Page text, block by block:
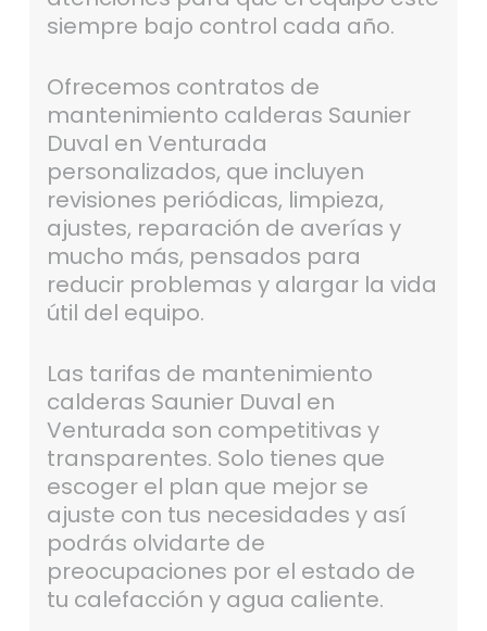
siempre bajo control cada año.
Ofrecemos contratos de
mantenimiento calderas Saunier
Duval en Venturada
personalizados, que incluyen
revisiones periódicas, limpieza,
ajustes, reparación de averías y
mucho más, pensados para
reducir problemas y alargar la vida
útil del equipo.
Las tarifas de mantenimiento
calderas Saunier Duval en
Venturada son competitivas y
transparentes. Solo tienes que
escoger el plan que mejor se
ajuste con tus necesidades y así
podrás olvidarte de
preocupaciones por el estado de
tu calefacción y agua caliente.